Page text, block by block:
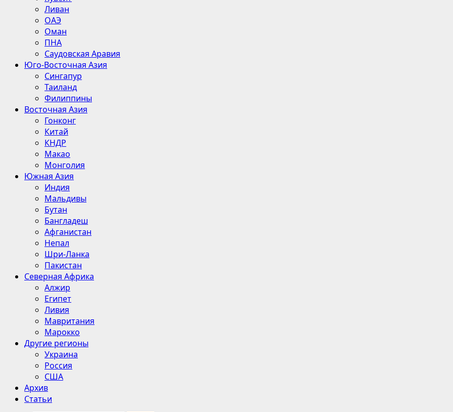
Ливан
ОАЭ
Оман
ПНА
Саудовская Аравия
Юго-Восточная Азия
Сингапур
Таиланд
Филиппины
Восточная Азия
Гонконг
Китай
КНДР
Макао
Монголия
Южная Азия
Индия
Мальдивы
Бутан
Бангладеш
Афганистан
Непал
Шри-Ланка
Пакистан
Северная Африка
Алжир
Египет
Ливия
Мавритания
Марокко
Другие регионы
Украина
Россия
США
Архив
Статьи